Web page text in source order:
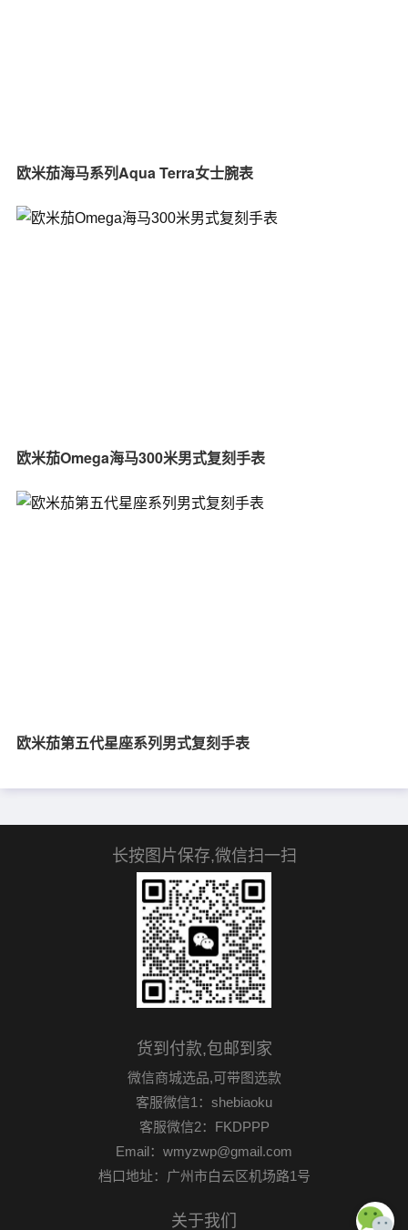
欧米茄海马系列Aqua Terra女士腕表
欧米茄Omega海马300米男式复刻手表
欧米茄第五代星座系列男式复刻手表
长按图片保存,微信扫一扫
货到付款,包邮到家
微信商城选品,可带图选款
客服微信1：shebiaoku
客服微信2：FKDPPP
Email：wmyzwp@gmail.com
档口地址：广州市白云区机场路1号
关于我们